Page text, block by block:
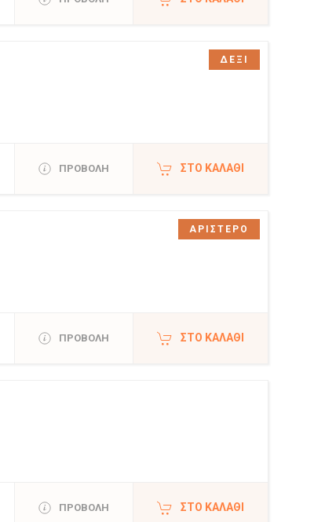
ΠΡΟΒΟΛΗ ΣΤΟ ΚΑΛΆΘΙ
ΔΕΞΙ
ΠΡΟΒΟΛΗ ΣΤΟ ΚΑΛΆΘΙ
ΑΡΙΣΤΕΡΟ
ΠΡΟΒΟΛΗ ΣΤΟ ΚΑΛΆΘΙ